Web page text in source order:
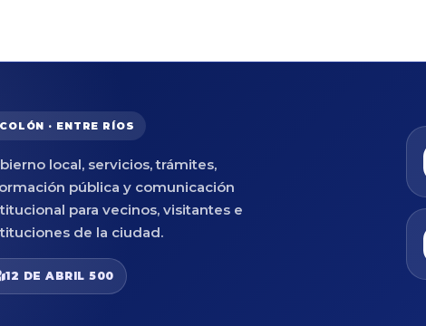
· ENTRE RÍOS
local, servicios, trámites,
pública y comunicación
para vecinos, visitantes e
de la ciudad.
12 DE ABRIL 500